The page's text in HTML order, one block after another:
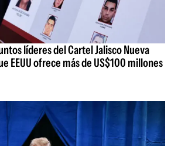
líderes del Cartel Jalisco Nueva
EEUU ofrece más de US$100 millones